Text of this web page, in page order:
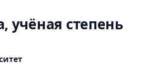
учёная степень